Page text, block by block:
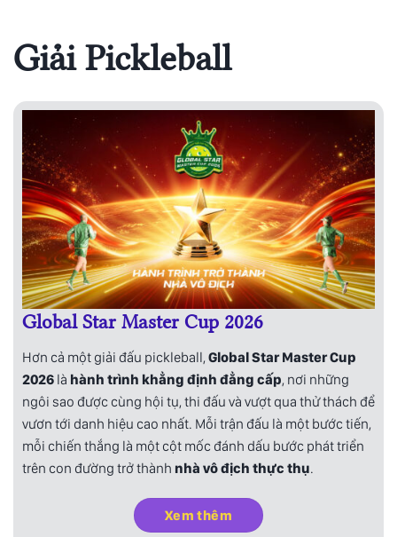
Giải Pickleball
Global Star Master Cup 2026
Hơn cả một giải đấu pickleball, Global Star Master Cup
2026 là hành trình khẳng định đẳng cấp, nơi những
ngôi sao được cùng hội tụ, thi đấu và vượt qua thử thách để
vươn tới danh hiệu cao nhất. Mỗi trận đấu là một bước tiến,
mỗi chiến thắng là một cột mốc đánh dấu bước phát triển
trên con đường trở thành nhà vô địch thực thụ.
Xem thêm